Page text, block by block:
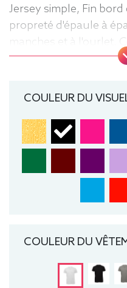
Jersey simple, Fin
propreté d'épaule à
manches et à l'ourlet,
très lisse. Tee-shirt,
COULEUR DU
COULEUR DU